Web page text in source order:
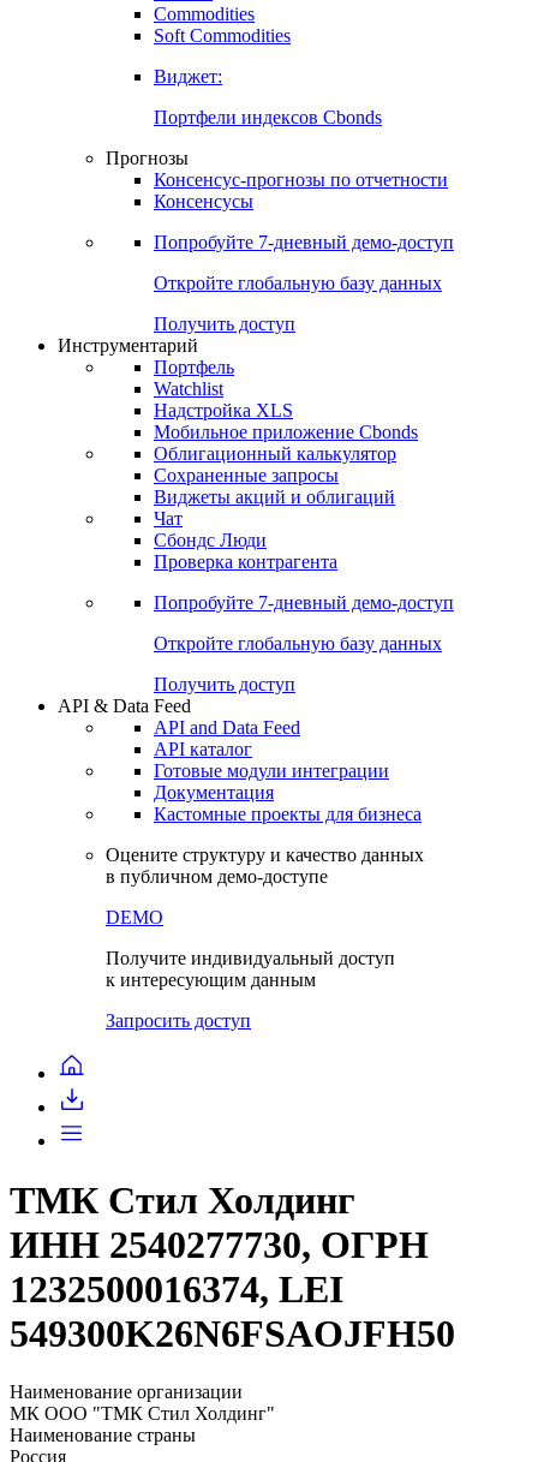
Commodities
Золото
Бензин
Soft Commodities
Виджет:
Портфели индексов Cbonds
Прогнозы
Консенсусы
Попробуйте7-дневный
Откройте глобальную базу данных
Получить доступ
Инструментарий
Портфель
Watchlist
Надстройка XLS
Мобильное приложение Cbonds
Облигационный калькулятор
Сохраненные запросы
Чат
Проверка контрагента
Попробуйте7-дневный
Откройте глобальную базу данных
Получить доступ
API & Data Feed
API and Data Feed
Готовые модули интеграции
Документация
в публичном демо-доступе
ТМК Стил Холдинг
ИНН 2540277730, ОГРН
549300K26N6FSAOJFH50